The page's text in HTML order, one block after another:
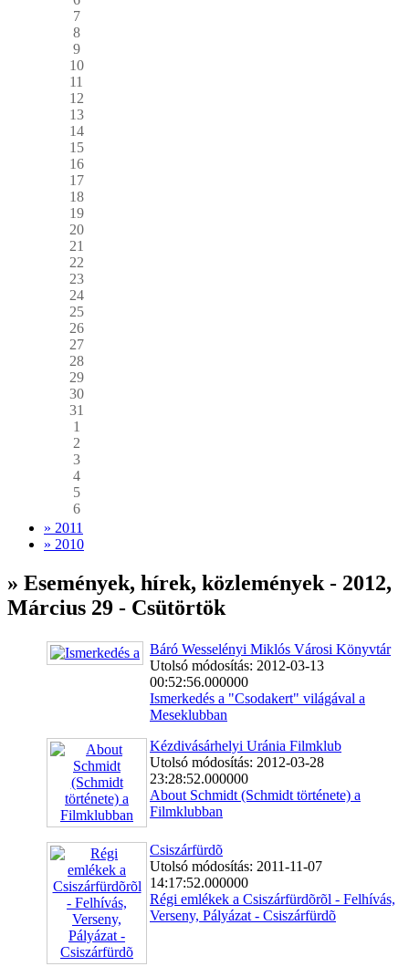
7
8
9
10
11
12
13
14
15
16
17
18
19
20
21
22
23
24
25
26
27
28
29
30
31
1
2
3
4
5
6
» 2011
» 2010
» Események, hírek, közlemények - 2012,
Március 29 - Csütörtök
Báró Wesselényi Miklós Városi Könyvtár
Utolsó módosítás: 2012-03-13
00:52:56.000000
Ismerkedés a "Csodakert" világával a
Meseklubban
Kézdivásárhelyi Uránia Filmklub
Utolsó módosítás: 2012-03-28
23:28:52.000000
About Schmidt (Schmidt története) a
Filmklubban
Csiszárfürdõ
Utolsó módosítás: 2011-11-07
14:17:52.000000
Régi emlékek a Csiszárfürdõrõl - Felhívás,
Verseny, Pályázat - Csiszárfürdõ